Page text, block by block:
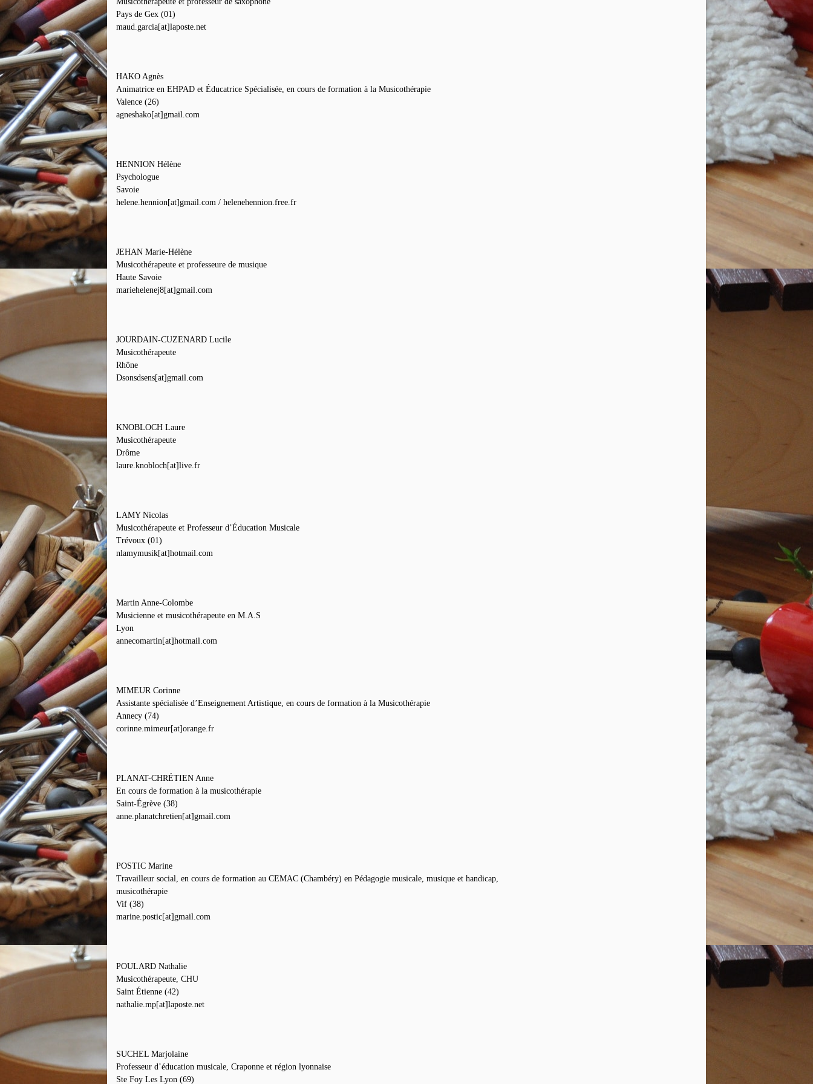
Pays de Gex (01)
maud.garcia[at]laposte.net
HAKO Agnès
Animatrice en EHPAD et Éducatrice Spécialisée, en cours de formation à la Musicothérapie
Valence (26)
agneshako[at]gmail.com
HENNION Hélène
Psychologue
Savoie
helene.hennion[at]gmail.com / helenehennion.free.fr
JEHAN Marie-Hélène
Musicothérapeute et professeure de musique
Haute Savoie
mariehelenej8[at]gmail.com
JOURDAIN-CUZENARD Lucile
Musicothérapeute
Rhône
Dsonsdsens[at]gmail.com
KNOBLOCH Laure
Musicothérapeute
Drôme
laure.knobloch[at]live.fr
LAMY Nicolas
Musicothérapeute et Professeur d’Éducation Musicale
Trévoux (01)
nlamymusik[at]hotmail.com
Martin Anne-Colombe
Musicienne et musicothérapeute en M.A.S
Lyon
annecomartin[at]hotmail.com
MIMEUR Corinne
Assistante spécialisée d’Enseignement Artistique, en cours de formation à la Musicothérapie
Annecy (74)
corinne.mimeur[at]orange.fr
PLANAT-CHRÉTIEN Anne
En cours de formation à la musicothérapie
Saint-Égrève (38)
anne.planatchretien[at]gmail.com
POSTIC Marine
Travailleur social, en cours de formation au CEMAC (Chambéry) en Pédagogie musicale, musique et handicap,
musicothérapie
Vif (38)
marine.postic[at]gmail.com
POULARD Nathalie
Musicothérapeute, CHU
Saint Étienne (42)
nathalie.mp[at]laposte.net
SUCHEL Marjolaine
Professeur d’éducation musicale, Craponne et région lyonnaise
Ste Foy Les Lyon (69)